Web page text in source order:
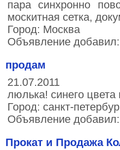
пара синхронно
москитная сетка,
Город: Москва
Объявление
продам
21.07.2011
люлька! синего
Город: санкт-
Объявление
Прокат и Продажа